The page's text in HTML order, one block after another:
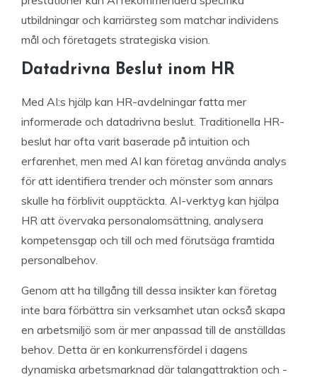
utbildningar och karriärsteg som matchar individens
mål och företagets strategiska vision.
Datadrivna Beslut inom HR
Med AI:s hjälp kan HR-avdelningar fatta mer
informerade och datadrivna beslut. Traditionella HR-
beslut har ofta varit baserade på intuition och
erfarenhet, men med AI kan företag använda analys
för att identifiera trender och mönster som annars
skulle ha förblivit oupptäckta. AI-verktyg kan hjälpa
HR att övervaka personalomsättning, analysera
kompetensgap och till och med förutsäga framtida
personalbehov.
Genom att ha tillgång till dessa insikter kan företag
inte bara förbättra sin verksamhet utan också skapa
en arbetsmiljö som är mer anpassad till de anställdas
behov. Detta är en konkurrensfördel i dagens
dynamiska arbetsmarknad där talangattraktion och -